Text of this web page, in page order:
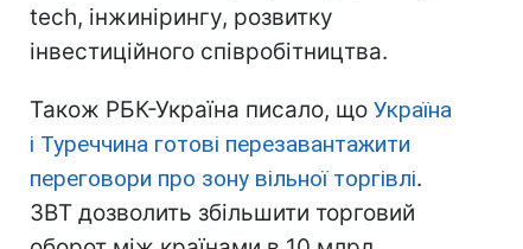
tech, інжинірингу, розвитку
інвестиційного співробітництва.
Також РБК-Україна писало, що Україна
і Туреччина готові перезавантажити
переговори про зону вільної торгівлі.
ЗВТ дозволить збільшити торговий